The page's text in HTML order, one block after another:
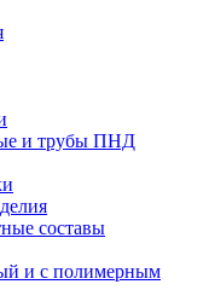
и трубы ПНД
составы
и с полимерным